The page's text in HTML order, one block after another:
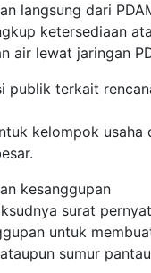
langsung dari
ketersediaan
air lewat jaringan
publik terkait
kelompok usaha
kesanggupan
surat
untuk
sumur